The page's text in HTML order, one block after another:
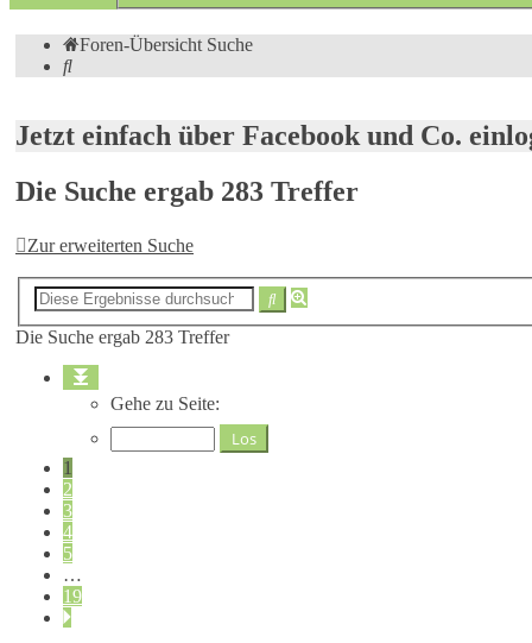
Foren-Übersicht Suche
Suche
Jetzt einfach über Facebook und Co.
Die Suche ergab 283 Treffer
Zur erweiterten Suche
Suche
Die Suche ergab 283 Treffer
1
19
Gehe zu Seite:
1
2
3
4
5
…
19
Nächste